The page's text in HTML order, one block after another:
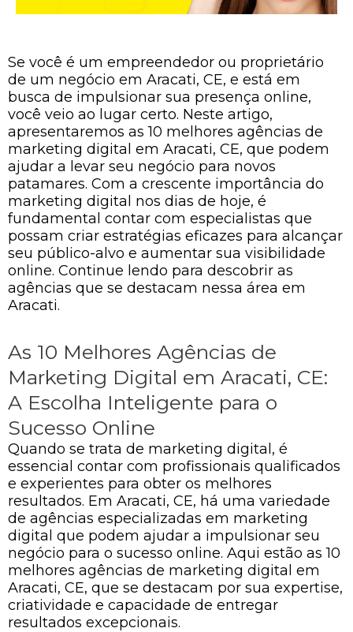
Se você é um empreendedor ou proprietário
de um negócio em Aracati, CE, e está em
busca de impulsionar sua presença online,
você veio ao lugar certo. Neste artigo,
apresentaremos as 10 melhores agências de
marketing digital em Aracati, CE, que podem
ajudar a levar seu negócio para novos
patamares. Com a crescente importância do
marketing digital nos dias de hoje, é
fundamental contar com especialistas que
possam criar estratégias eficazes para alcançar
seu público-alvo e aumentar sua visibilidade
online. Continue lendo para descobrir as
agências que se destacam nessa área em
Aracati.
As 10 Melhores Agências de
Marketing Digital em Aracati, CE:
A Escolha Inteligente para o
Sucesso Online
Quando se trata de marketing digital, é
essencial contar com profissionais qualificados
e experientes para obter os melhores
resultados. Em Aracati, CE, há uma variedade
de agências especializadas em marketing
digital que podem ajudar a impulsionar seu
negócio para o sucesso online. Aqui estão as 10
melhores agências de marketing digital em
Aracati, CE, que se destacam por sua expertise,
criatividade e capacidade de entregar
resultados excepcionais.